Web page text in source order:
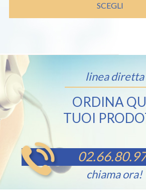
SCEGLI
linea diretta
ORDINA
TUOI
chiama ora!